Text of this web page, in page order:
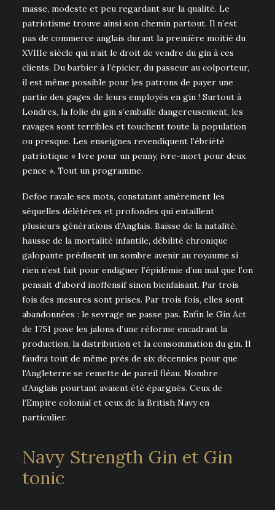
masse, modeste et peu regardant sur la qualité. Le
patriotisme trouve ainsi son chemin partout. Il n’est
pas de commerce anglais durant la première moitié du
XVIIIe siècle qui n’ait le droit de vendre du gin à ces
clients. Du barbier à l’épicier, du passeur au colporteur,
il est même possible pour les patrons de payer une
partie des gages de leurs employés en gin ! Surtout à
Londres, la folie du gin s’emballe dangereusement, les
ravages sont terribles et touchent toute la population
ou presque. Les enseignes revendiquent l’ébriété
patriotique « Ivre pour un penny, ivre-mort pour deux
pence ». Tout un programme.
Defoe ravale ses mots, constatant amèrement les
séquelles délétères et profondes qui entaillent
plusieurs générations d’Anglais. Baisse de la natalité,
hausse de la mortalité infantile, débilité chronique
galopante prédisent un sombre avenir au royaume si
rien n’est fait pour endiguer l’épidémie d’un mal que l’on
pensait d’abord inoffensif sinon bienfaisant. Par trois
fois des mesures sont prises. Par trois fois, elles sont
abandonnées : le sevrage ne passe pas. Enfin le Gin Act
de 1751 pose les jalons d’une réforme encadrant la
production, la distribution et la consommation du gin. Il
faudra tout de même près de six décennies pour que
l’Angleterre se remette de pareil fléau. Nombre
d’Anglais pourtant avaient été épargnés. Ceux de
l’Empire colonial et ceux de la British Navy en
particulier.
Navy Strength Gin et Gin
tonic